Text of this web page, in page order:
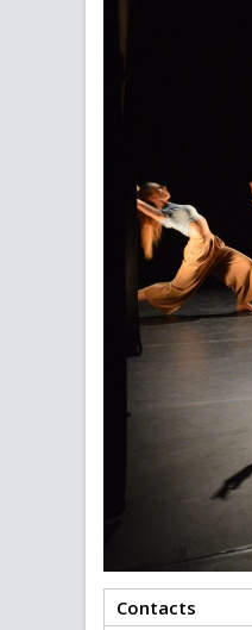
Contacts